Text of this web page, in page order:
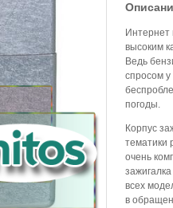
Интернет
высоким
Ведь
спросом у
погоды.
Корпус
тематики
очень
всех
в